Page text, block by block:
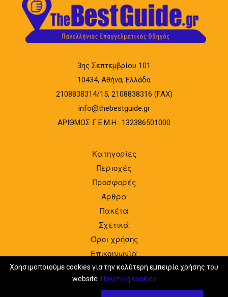
3ης Σεπτεμβρίου 101
10434, Αθήνα, Ελλάδα
2108838314/15, 2108838316 (FAX)
info@thebestguide.gr
ΑΡΙΘΜΟΣ Γ.Ε.Μ.Η.: 132386501000
Κατηγορίες
Περιοχές
Προσφορές
Άρθρα
Πακέτα
Σχετικά
Όροι χρήσης
Επικοινωνία
Είσοδος
Χρησιμοποιούμε cookies για την καλύτερη εμπειρία χρήσης του
website. Πολιτική cookies